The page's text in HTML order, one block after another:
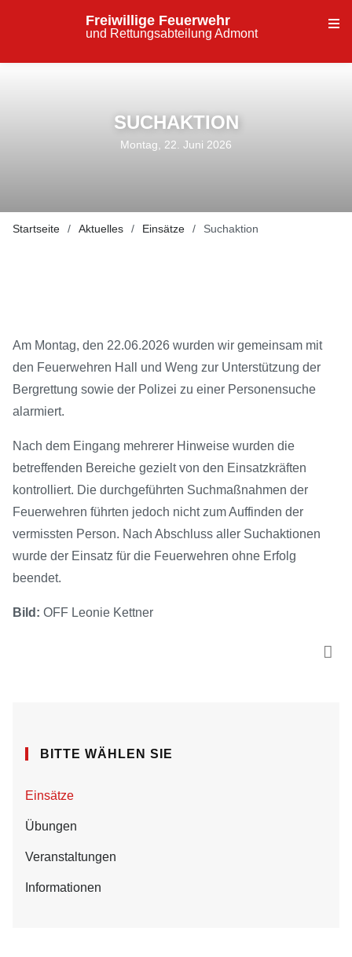
Freiwillige Feuerwehr
und Rettungsabteilung Admont
SUCHAKTION
Montag, 22. Juni 2026
Startseite Aktuelles Einsätze Suchaktion
Am Montag, den 22.06.2026 wurden wir gemeinsam mit
den Feuerwehren Hall und Weng zur Unterstützung der
Bergrettung sowie der Polizei zu einer Personensuche
alarmiert.
Nach dem Eingang mehrerer Hinweise wurden die
betreffenden Bereiche gezielt von den Einsatzkräften
kontrolliert. Die durchgeführten Suchmaßnahmen der
Feuerwehren führten jedoch nicht zum Auffinden der
vermissten Person. Nach Abschluss aller Suchaktionen
wurde der Einsatz für die Feuerwehren ohne Erfolg
beendet.
Bild: OFF Leonie Kettner
BITTE WÄHLEN SIE
Einsätze
Übungen
Veranstaltungen
Informationen